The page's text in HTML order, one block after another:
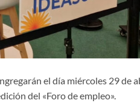
el día miércoles 29 de
del «Foro de empleo».